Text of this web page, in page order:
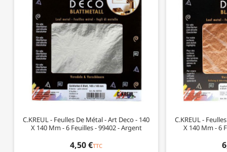
C.KREUL - Feulles De Métal - Art Deco - 140
X 140 Mm - 6 Feuilles - 99402 - Argent
4,50 €TTC
C.KREUL -
X 140 Mm - 6